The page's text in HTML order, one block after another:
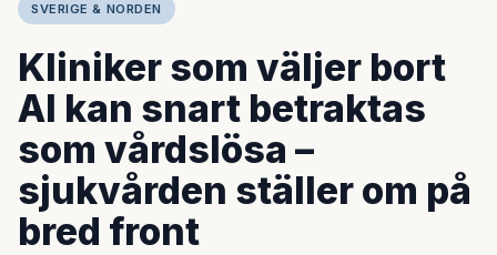
SVERIGE & NORDEN
Kliniker som väljer bort
AI kan snart betraktas
som vårdslösa –
sjukvården ställer om på
bred front